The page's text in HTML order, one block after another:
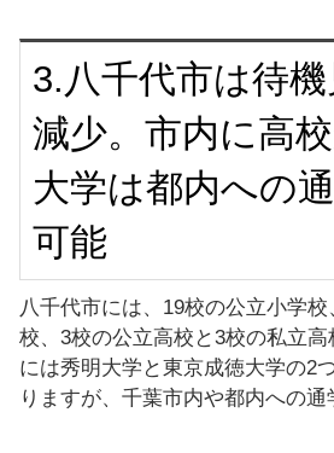
3.八千代市は待
減少。市内に高校
大学は都内への
可能
八千代市には、19校の公立小学
校、3校の公立高校と3校の私立
には秀明大学と東京成徳大学の2
りますが、千葉市内や都内への通